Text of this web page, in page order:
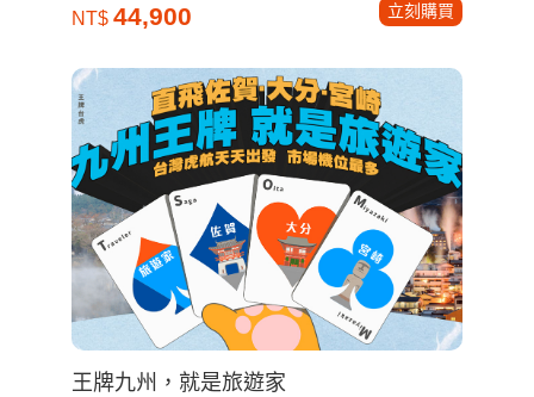
NT$ 44,900 立刻購買
王牌九州，就是旅遊家